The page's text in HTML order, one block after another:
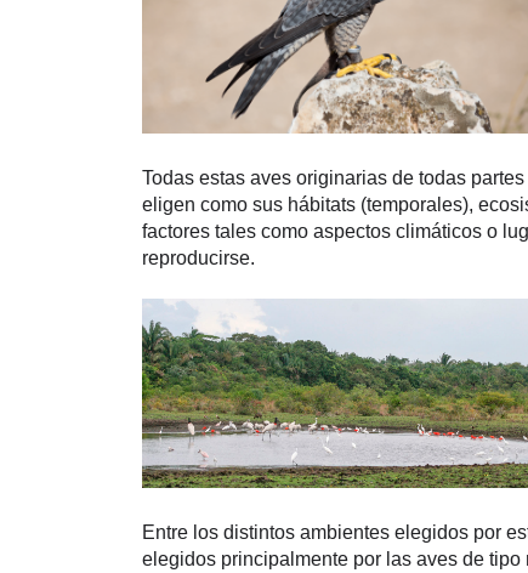
Todas estas aves originarias de todas
eligen como sus hábitats (temporales),
factores tales como aspectos climáticos o
reproducirse.
Entre los distintos ambientes elegidos por
elegidos principalmente por las aves de